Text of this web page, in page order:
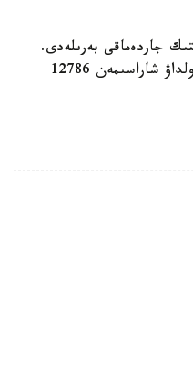
جاردەماقى بەرىلەدى.
بيىل ونىڭ مولشەرى 81871 تەڭگەنى قۇرايدى. قازىرگى ۋاقىتتا استانا قالاسىندا مۇنداي قولداۋ شاراسىمەن 12786